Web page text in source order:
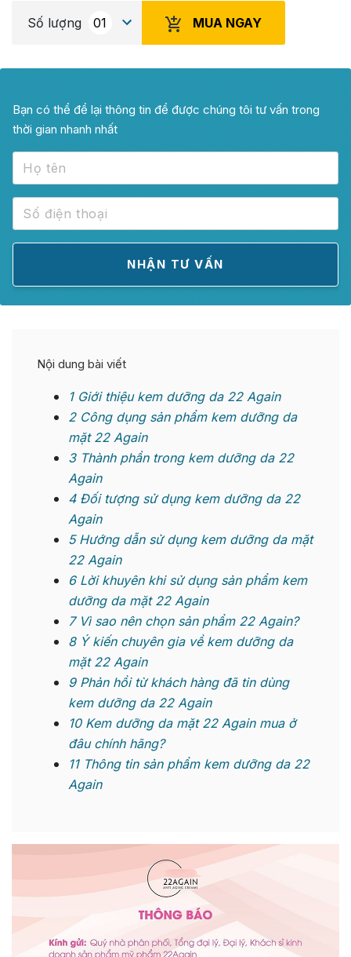
Số lượng MUA NGAY
Bạn có thể để lại thông tin để được chúng tôi tư vấn trong
thời gian nhanh nhất
Nội dung bài viết
1Giới thiệu kem dưỡng da 22 Again
2Công dụng sản phẩm kem dưỡng da
mặt 22 Again
3Thành phần trong kem dưỡng da 22
Again
4Đối tượng sử dụng kem dưỡng da 22
Again
5Hướng dẫn sử dụng kem dưỡng da mặt
22 Again
6Lời khuyên khi sử dụng sản phẩm kem
dưỡng da mặt 22 Again
7Vì sao nên chọn sản phẩm 22 Again?
8Ý kiến chuyên gia về kem dưỡng da
mặt 22 Again
9Phản hồi từ khách hàng đã tin dùng
kem dưỡng da 22 Again
10Kem dưỡng da mặt 22 Again mua ở
đâu chính hãng?
11Thông tin sản phẩm kem dưỡng da 22
Again